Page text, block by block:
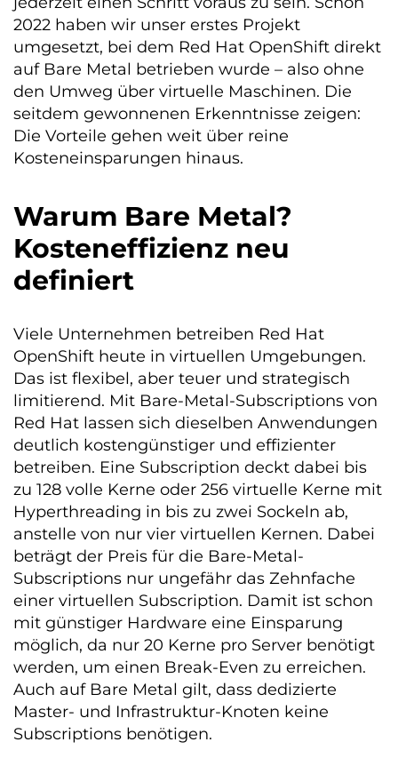
2022 haben wir unser erstes Projekt
umgesetzt, bei dem Red Hat OpenShift direkt
auf Bare Metal betrieben wurde – also ohne
den Umweg über virtuelle Maschinen. Die
seitdem gewonnenen Erkenntnisse zeigen:
Die Vorteile gehen weit über reine
Kosteneinsparungen hinaus.
Warum Bare Metal?
Kosteneffizienz neu
definiert
Viele Unternehmen betreiben Red Hat
OpenShift heute in virtuellen Umgebungen.
Das ist flexibel, aber teuer und strategisch
limitierend. Mit Bare-Metal-Subscriptions von
Red Hat lassen sich dieselben Anwendungen
deutlich kostengünstiger und effizienter
betreiben. Eine Subscription deckt dabei bis
zu 128 volle Kerne oder 256 virtuelle Kerne mit
Hyperthreading in bis zu zwei Sockeln ab,
anstelle von nur vier virtuellen Kernen. Dabei
beträgt der Preis für die Bare-Metal-
Subscriptions nur ungefähr das Zehnfache
einer virtuellen Subscription. Damit ist schon
mit günstiger Hardware eine Einsparung
möglich, da nur 20 Kerne pro Server benötigt
werden, um einen Break-Even zu erreichen.
Auch auf Bare Metal gilt, dass dedizierte
Master- und Infrastruktur-Knoten keine
Subscriptions benötigen.